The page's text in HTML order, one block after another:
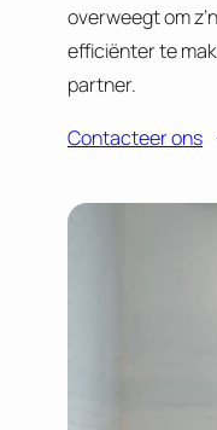
overweegt om
efficiënter te
partner.
Contacteer ons